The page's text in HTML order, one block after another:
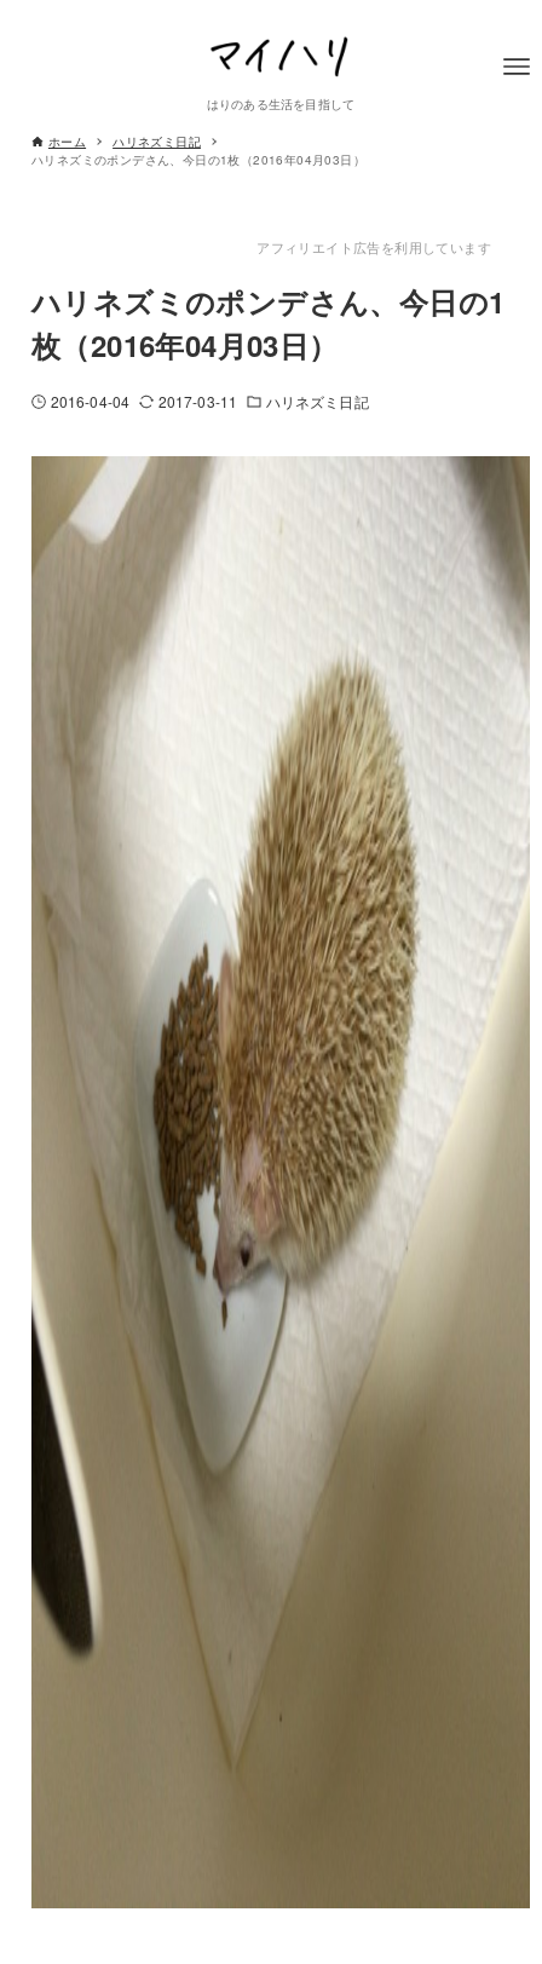
はりのある生活を目指して
ホーム
ハリネズミ日記
ハリネズミのポンデさん、今日の1枚（2016年04月03日）
アフィリエイト広告を利用しています
ハリネズミのポンデさん、今日の1
枚（2016年04月03日）
2016-04-04 2017-03-11 ハリネズミ日記